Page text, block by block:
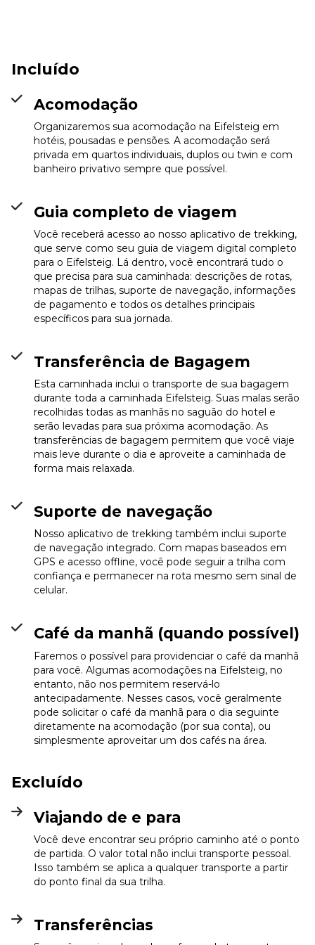
Gästehaus Kloep
Incluído
Acomodação
Organizaremos sua acomodação na Eifelsteig em
hotéis, pousadas e pensões. A acomodação será
privada em quartos individuais, duplos ou twin e com
banheiro privativo sempre que possível.
Guia completo de viagem
Você receberá acesso ao nosso aplicativo de trekking,
que serve como seu guia de viagem digital completo
para o Eifelsteig. Lá dentro, você encontrará tudo o
que precisa para sua caminhada: descrições de rotas,
mapas de trilhas, suporte de navegação, informações
de pagamento e todos os detalhes principais
específicos para sua jornada.
Transferência de Bagagem
Esta caminhada inclui o transporte de sua bagagem
durante toda a caminhada Eifelsteig. Suas malas serão
recolhidas todas as manhãs no saguão do hotel e
serão levadas para sua próxima acomodação. As
transferências de bagagem permitem que você viaje
mais leve durante o dia e aproveite a caminhada de
forma mais relaxada.
Suporte de navegação
Nosso aplicativo de trekking também inclui suporte
de navegação integrado. Com mapas baseados em
GPS e acesso offline, você pode seguir a trilha com
confiança e permanecer na rota mesmo sem sinal de
celular.
Café da manhã (quando possível)
Faremos o possível para providenciar o café da manhã
para você. Algumas acomodações na Eifelsteig, no
entanto, não nos permitem reservá-lo
antecipadamente. Nesses casos, você geralmente
pode solicitar o café da manhã para o dia seguinte
diretamente na acomodação (por sua conta), ou
simplesmente aproveitar um dos cafés na área.
Excluído
Viajando de e para
Você deve encontrar seu próprio caminho até o ponto
de partida. O valor total não inclui transporte pessoal.
Isso também se aplica a qualquer transporte a partir
do ponto final da sua trilha.
Transferências